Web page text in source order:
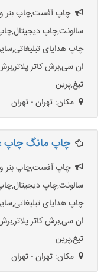
چاپ آفست,چاپ بنر
چاپ هدایای
ان سی,برش کاتر
تیغ,پرین
مکان: تهران - تهران
چاپ مانگ چاپ
چاپ آفست,چاپ بنر
چاپ هدایای
ان سی,برش کاتر
تیغ,پرین
مکان: تهران - تهران